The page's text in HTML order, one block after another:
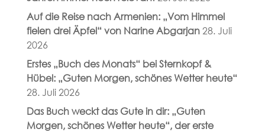
Auf die Reise nach Armenien: „Vom Himmel
fielen drei Äpfel“ von Narine Abgarjan 28. Juli
2026
Erstes „Buch des Monats“ bei Sternkopf &
Hübel: „Guten Morgen, schönes Wetter heute“
28. Juli 2026
Das Buch weckt das Gute in dir: „Guten
Morgen, schönes Wetter heute“, der erste